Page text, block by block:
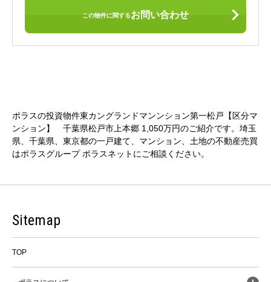
この物件に関するお問い合わせ
ポラスの投資物件東カングランドマンンション第一松戸【区分マ
ンション】 千葉県松戸市上本郷 1,050万円のご紹介です。埼玉
県、千葉県、東京都の一戸建て、マンション、土地の不動産売買
はポラスグループ ポラスネットにご相談ください。
Sitemap
TOP